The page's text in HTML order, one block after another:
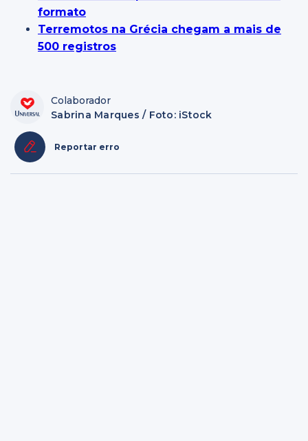
formato
Terremotos na Grécia chegam a mais de
500 registros
Colaborador
Sabrina Marques / Foto: iStock
Reportar erro